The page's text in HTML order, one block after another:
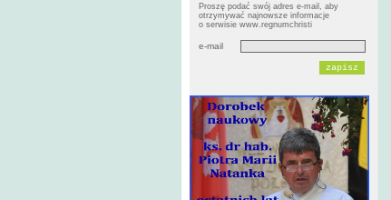
Proszę podać swój adres e-mail, aby
otrzymywać najnowsze informacje
o serwisie www.regnumchristi
e-mail